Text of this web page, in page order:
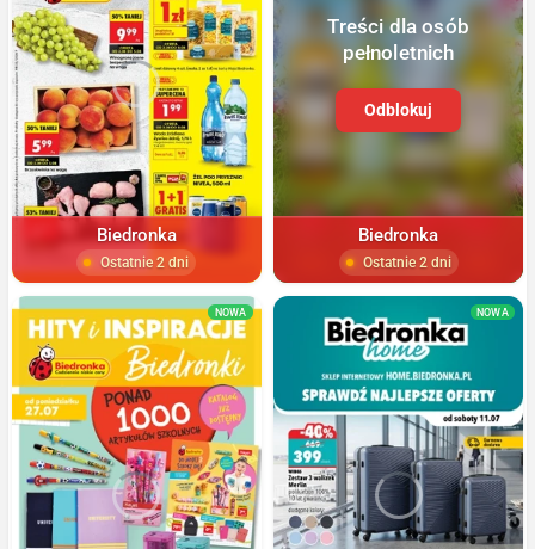
Biedronka
Ostatnie 2 dni
Treści dla osób
pełnoletnich
Odblokuj
Biedronka
Ostatnie 2 dni
NOWA NOWA